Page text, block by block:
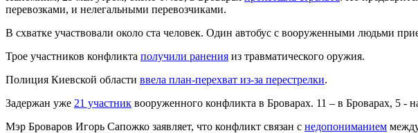
перевозками, и нелегальными перевозчиками.
В схватке участвовали около ста человек. Один автобус с вооруженными людьми
Трое участников конфликта получили ранения из травматического оружия.
Полиция Киевской области ввела план-перехват из-за перестрелки.
Задержан уже 21 участник вооруженного конфликта в Броварах. 11 – в Броварах, 5
Мэр Броваров Игорь Сапожко заявляет, что конфликт связан с недопониманием